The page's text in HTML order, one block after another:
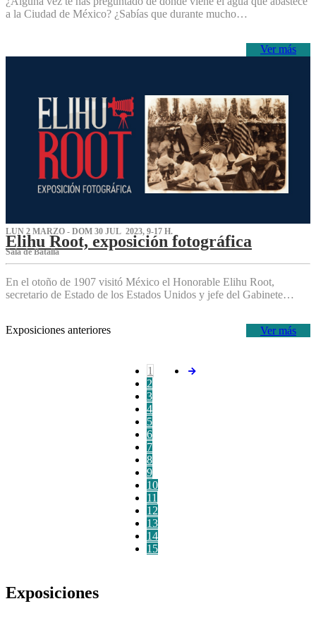
a la Ciudad de México? ¿Sabías que durante mucho…
Ver más
LUN 2 MARZO - DOM 30 JUL 2023, 9-17 H.
Elihu Root, exposición fotográfica
Sala de Batalla
En el otoño de 1907 visitó México el Honorable Elihu Root,
secretario de Estado de los Estados Unidos y jefe del Gabinete…
Ver más
Exposiciones anteriores
1
2
3
4
5
6
7
8
9
10
11
12
13
14
15
Exposiciones